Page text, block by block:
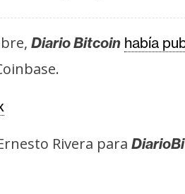
Diario Bitcoin había
Rivera para